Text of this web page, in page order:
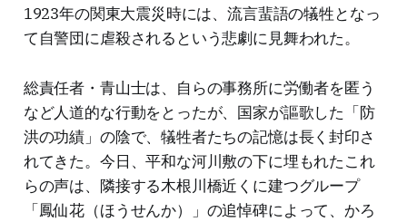
1923年の関東大震災時には、流言蜚語の犠牲となっ
て自警団に虐殺されるという悲劇に見舞われた。
総責任者・青山士は、自らの事務所に労働者を匿う
など人道的な行動をとったが、国家が謳歌した「防
洪の功績」の陰で、犠牲者たちの記憶は長く封印さ
れてきた。今日、平和な河川敷の下に埋もれたこれ
らの声は、隣接する木根川橋近くに建つグループ
「鳳仙花（ほうせんか）」の追悼碑によって、かろ